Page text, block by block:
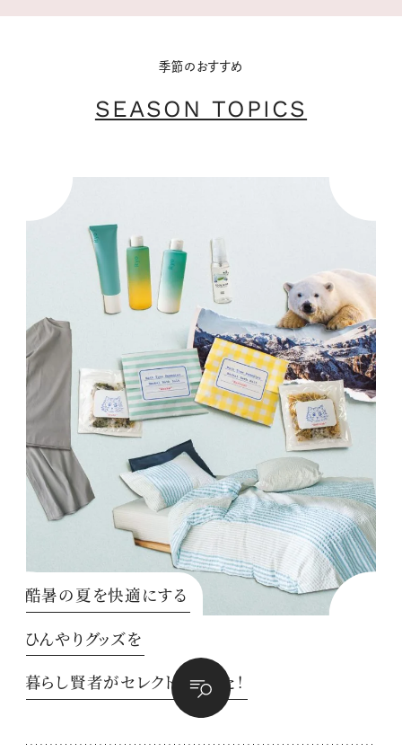
季節のおすすめ
SEASON TOPICS
酷暑の夏を快適にする
ひんやりグッズを
暮らし賢者がセレクトしました！